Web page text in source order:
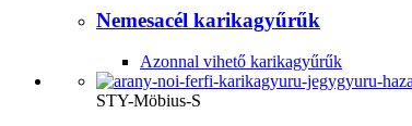
Nemesacél karikagyűrűk
Azonnal vihető karikagyűrűk
STY-Möbius-S